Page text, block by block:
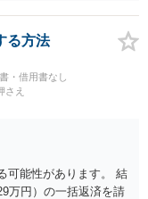
３０万円を請求するこ
防止法に抵触する契約
高いです。 ・相手の
か ⇒訴訟等の裁判上の
所・氏名を把握して
る方法
・借用書なし
さえ
可能性があります。 結
万円）の一括返済を請